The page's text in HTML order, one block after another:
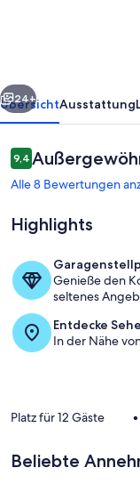
Weiter
24+
ÜbersichtAusstattung
Bewertungen
9,49,4 von 10.
Alle 8 Bewertungen
Highlights
Genieße den
seltenes
Entdecke
In der Nähe
Platz für 12 Gäste •
Beliebte